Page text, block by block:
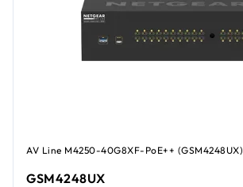
AV Line M4250-40G8XF-PoE++ (GSM4248UX)
GSM4248UX